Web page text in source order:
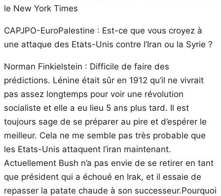
le New York Times
CAPJPO-EuroPalestine : Est-ce que vous croyez à
une attaque des Etats-Unis contre l’Iran ou la Syrie ?
Norman Finkielstein : Difficile de faire des
prédictions. Lénine était sûr en 1912 qu’il ne vivrait
pas assez longtemps pour voir une révolution
socialiste et elle a eu lieu 5 ans plus tard. Il est
toujours sage de se préparer au pire et d’espérer le
meilleur. Cela ne me semble pas très probable que
les Etats-Unis attaquent l’iran maintenant.
Actuellement Bush n’a pas envie de se retirer en tant
que président qui a échoué en Irak, et il essaie de
repasser la patate chaude à son successeur.Pourquoi